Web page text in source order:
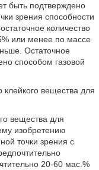
быть подтверждено
зрения способности
количество
или менее по массе
Остаточное
способом газовой
вещества для
вещества для
изобретению
точки зрения с
20-60 мас.%